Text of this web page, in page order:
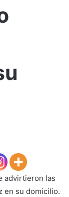
advirtieron las
en su domicilio.